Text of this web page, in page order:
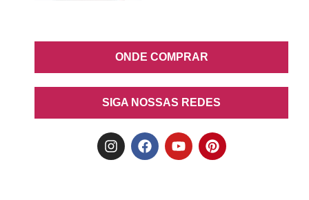
ONDE COMPRAR
SIGA NOSSAS REDES